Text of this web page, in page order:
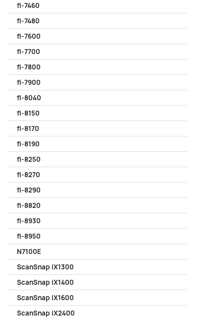
fi-7460
fi-7480
fi-7600
fi-7700
fi-7800
fi-7900
fi-8040
fi-8150
fi-8170
fi-8190
fi-8250
fi-8270
fi-8290
fi-8820
fi-8930
fi-8950
N7100E
ScanSnap iX1300
ScanSnap iX1400
ScanSnap iX1600
ScanSnap iX2400